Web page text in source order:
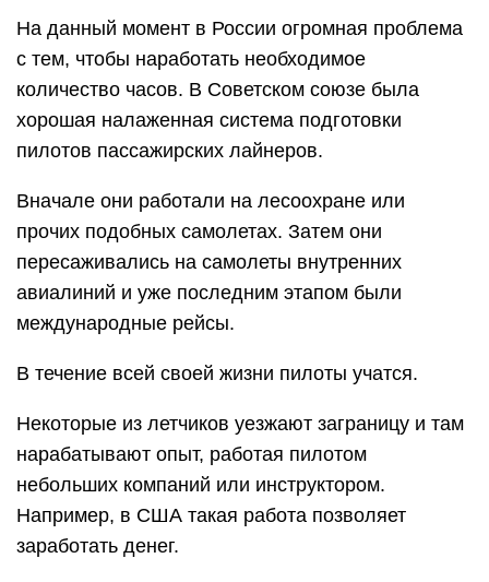
На данный момент в России огромная проблема
с тем, чтобы наработать необходимое
количество часов. В Советском союзе была
хорошая налаженная система подготовки
пилотов пассажирских лайнеров.
Вначале они работали на лесоохране или
прочих подобных самолетах. Затем они
пересаживались на самолеты внутренних
авиалиний и уже последним этапом были
международные рейсы.
В течение всей своей жизни пилоты учатся.
Некоторые из летчиков уезжают заграницу и там
нарабатывают опыт, работая пилотом
небольших компаний или инструктором.
Например, в США такая работа позволяет
заработать денег.